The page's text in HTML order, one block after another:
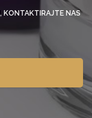
KONTAKTIRAJTE NAS